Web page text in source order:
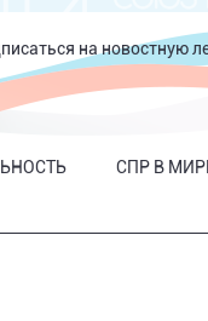
на новостную
СПР В